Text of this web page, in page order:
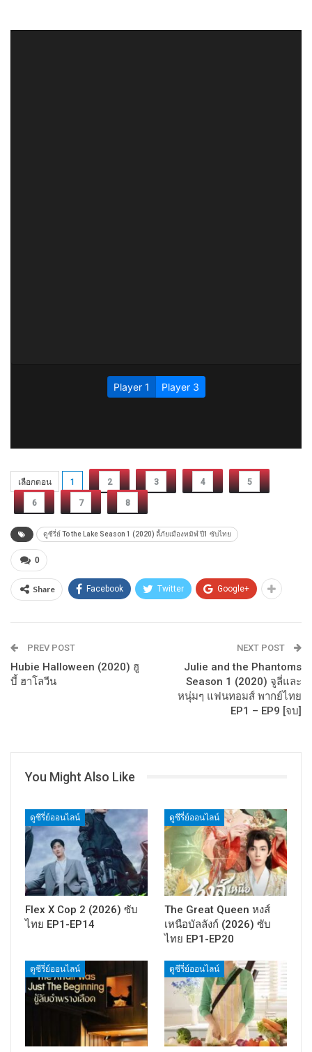
เลือกตอน 1 2 3 4 5
6 7 8
ดูซีรี่ย์ To the Lake Season 1 (2020) ลี้ภัยเมืองทมิฬ ปี1 ซับไทย
0
Share Facebook Twitter Google+
PREV POST
Hubie Halloween (2020) ฮู
บี้ ฮาโลวีน
NEXT POST
Julie and the Phantoms
Season 1 (2020) จูลี่และ
หนุ่มๆ แฟนทอมส์ พากย์ไทย
EP1 – EP9 [จบ]
You Might Also Like
ดูซีรี่ย์ออนไลน์
Flex X Cop 2 (2026) ซับ
ไทย EP1-EP14
ดูซีรี่ย์ออนไลน์
The Great Queen หงส์
เหนือบัลลังก์ (2026) ซับ
ไทย EP1-EP20
ดูซีรี่ย์ออนไลน์ ดูซีรี่ย์ออนไลน์